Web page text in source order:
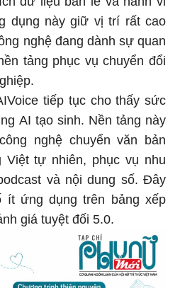
dụng này giữ vị trí rất cao
nghệ đang dành sự quan
tảng phục vụ chuyển đổi
tiếp tục cho thấy sức
AI tạo sinh. Nền tảng này
nghệ chuyển văn bản
Việt tự nhiên, phục vụ nhu
và nội dung số. Đây
ít ứng dụng trên bảng xếp
giá tuyệt đối 5.0.